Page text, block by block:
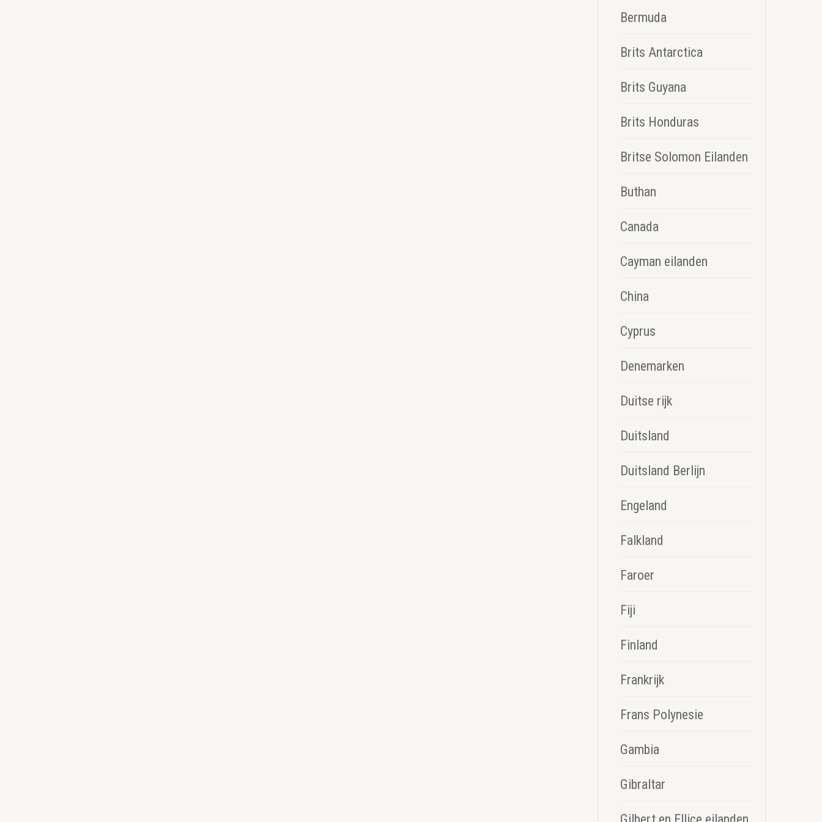
Bermuda
Brits Antarctica
Brits Guyana
Brits Honduras
Britse Solomon Eilanden
Buthan
Canada
Cayman eilanden
China
Cyprus
Denemarken
Duitse rijk
Duitsland
Duitsland Berlijn
Engeland
Falkland
Faroer
Fiji
Finland
Frankrijk
Frans Polynesie
Gambia
Gibraltar